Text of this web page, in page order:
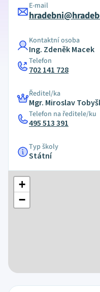
E-mail
Kontaktní osoba
Ing. Zdeněk Macek
Telefon
702 141 728
Ředitel/ka
Mgr. Miroslav
Telefon na ředitele/ku
495 513 391
Typ školy
Státní
+
−